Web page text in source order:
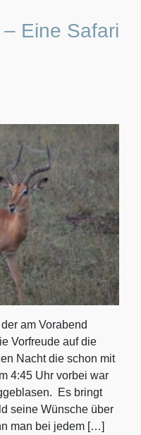
Eine Safari
am Vorabend
Vorfreude auf die
Nacht die schon mit
4:45 Uhr vorbei war
Es bringt
seine Wünsche über
man bei jedem […]